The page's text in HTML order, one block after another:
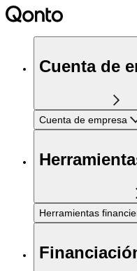
Cuenta de
Cuenta de empresa
Herramientas